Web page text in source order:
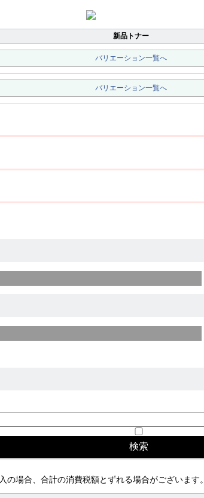
新品トナー
バリエーション一覧へ
バリエーション一覧へ
場合、合計の消費税額とずれる場合がございます。